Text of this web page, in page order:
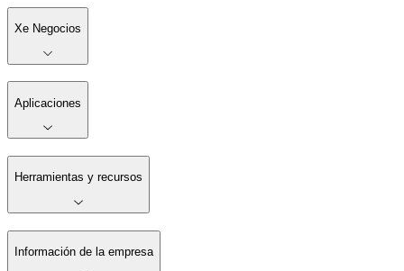
Xe Negocios
Aplicaciones
Herramientas y recursos
Información de la empresa